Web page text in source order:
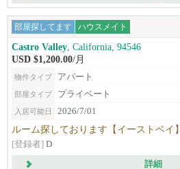
部屋探してます ハウスメイト
Castro Valley , California, 94546
USD $1,200.00/月
物件タイプ アパート
部屋タイプ プライベート
入居可能日 2026/7/01
ルーム探しております【イーストベイ】
[登録者] D
詳細